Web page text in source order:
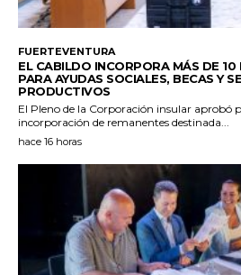
FUERTEVENTURA
EL CABILDO INCORPORA MÁS DE 10
PARA AYUDAS SOCIALES, BECAS Y
PRODUCTIVOS
El Pleno de la Corporación insular aprobó
incorporación de remanentes destinada...
hace 16 horas